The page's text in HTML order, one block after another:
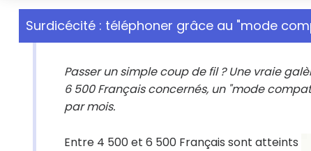
Surdicécité : téléphoner grâce au "mode
Passer un simple coup de fil ? Une vraie
6 500 Français concernés, un "mode
par mois.
Entre 4 500 et 6 500 Français sont atteints